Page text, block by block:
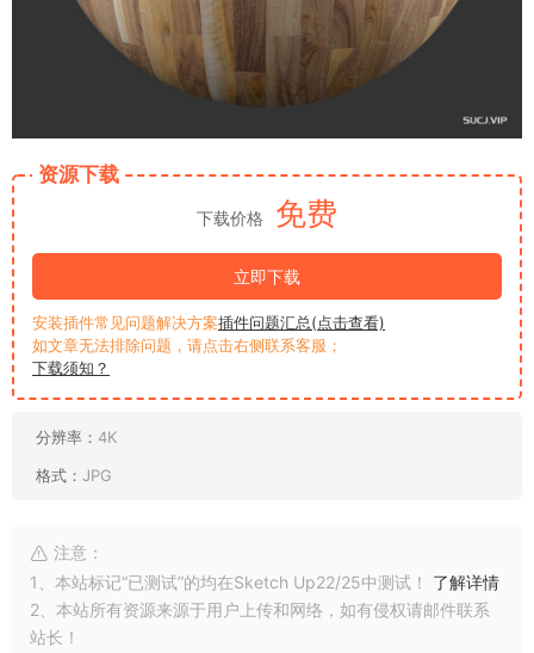
资源下载
下载价格 免费
立即下载
安装插件常见问题解决方案插件问题汇总(点击查看)
如文章无法排除问题，请点击右侧联系客服；
下载须知？
分辨率： 4K
格式： JPG
注意：
1、本站标记“已测试”的均在Sketch Up22/25中测试！ 了解详情
2、本站所有资源来源于用户上传和网络，如有侵权请邮件联系
站长！